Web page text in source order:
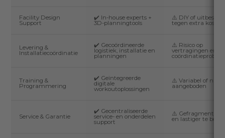
Facility Design
Support
✔️ In-house experts +
3D-planningtools
⚠️ DIY of
tegen extra kosten
Levering &
Installatiecoördinatie
✔️ Gecoördineerde
logistiek, installatie en
planningen
⚠️ Risico op
vertragingen en
Training &
Programmering
✔️ Geïntegreerde
digitale
workoutoplossingen
⚠️ Variabel of niet
aangeboden
Service & Garantie
✔️ Gecentraliseerde
service- en onderdelen
support
⚠️
en lastiger te